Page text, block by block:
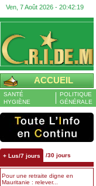
Ven, 7 Août 2026 - 20:42:20
ACCUEIL
SANTÉ
HYGIÈNE
POLITIQUE
GÉNÉRALE
+ Lus/7 jours /30 jours
Pour une retraite digne en
Mauritanie : relever...